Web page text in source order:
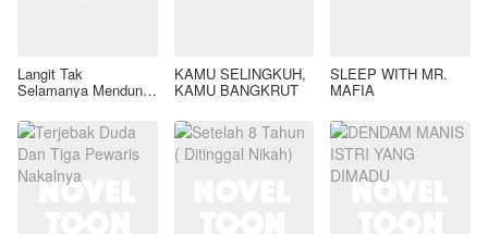
Langit Tak
Selamanya Mendung,
KAMU SELINGKUH,
KAMU BANGKRUT
SLEEP WITH MR.
MAFIA